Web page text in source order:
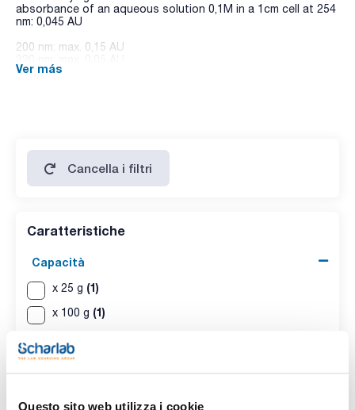
Questo sito web utilizza i cookie
absorbance of an aqueous solution 0,1M in a 1cm cell at 254
nm: 0,045 AU
200 nm: max. 0,15 AU
Ver más
Cancella i filtri
Caratteristiche
Capacità
x 25 g (1)
x 100 g (1)